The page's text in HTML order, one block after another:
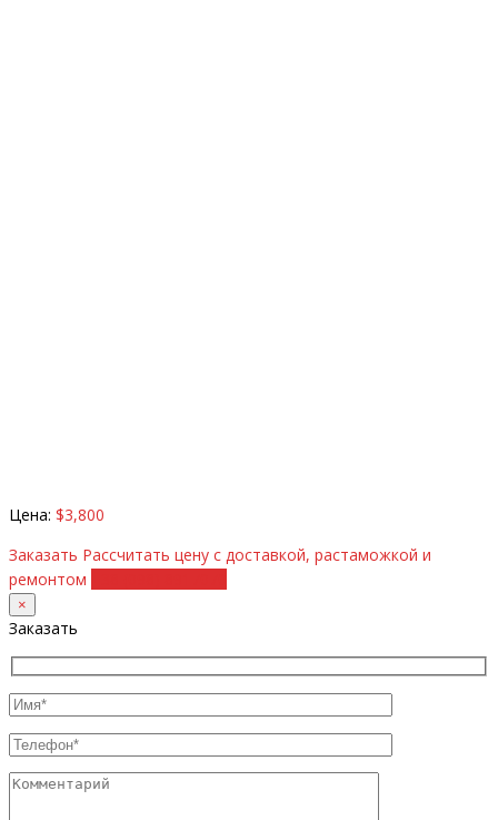
Цена: $3,800
Заказать Рассчитать цену с доставкой, растаможкой и
ремонтом
×
Заказать